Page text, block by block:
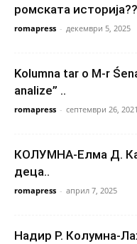
ромската
romapress - декември 5, 2025
Kolumna tar o M-r
analize” ..
romapress - септември 26, 2021
КОЛУМНА-Елма Д.
деца..
romapress - април 7, 2025
Надир Р. Колумна-